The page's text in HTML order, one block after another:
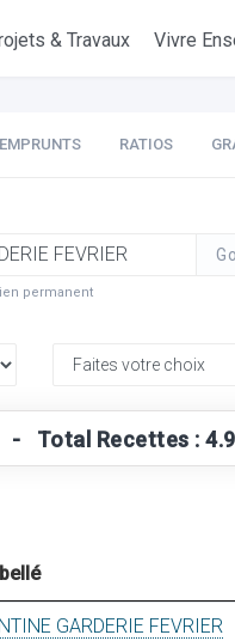
& Travaux Vivre
EMPRUNTS RATIOS
permanent
- Total Recettes :
GARDERIE FEVRIER